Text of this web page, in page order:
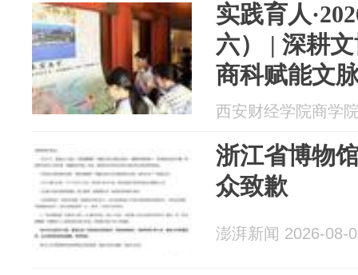
实践育人
六） | 深耕
商科赋能文
（3）]
西安财经学院商学
浙江省博物
众致歉
澎湃新闻 2026-08-